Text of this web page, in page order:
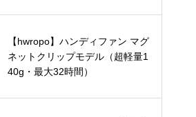
【hwropo】ハンディファン マグ
ネットクリップモデル（超軽量1
40g・最大32時間）